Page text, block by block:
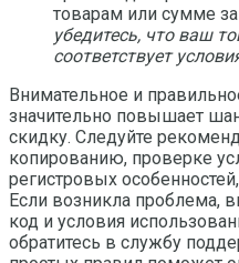
товарам или сумме
убедитесь, что ваш
соответствует
Внимательное и
значительно повышает
скидку. Следуйте
копированию, проверке
регистровых
Если возникла проблема,
код и условия
обратитесь в службу